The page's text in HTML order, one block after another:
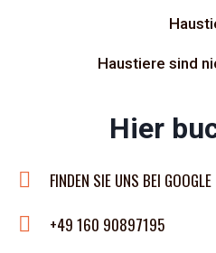
Haustiere sind
Hier
FINDEN SIE UNS BEI GOOGLE
+49 160 90897195